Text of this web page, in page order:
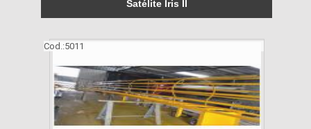
Satélite Íris II
Cod.:5011